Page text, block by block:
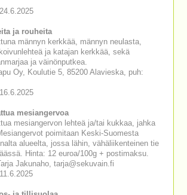
ja rouheita
männyn kerkkää, männyn neulasta,
ja katajan kerkkää, sekä
ja väinönputkea.
Oy, Koulutie 5, 85200 Alavieska, puh:
mesiangervoa
mesiangervon lehteä ja/tai kukkaa, jahka
poimitaan Keski-Suomesta
alueelta, jossa lähin, vähäliikenteinen tie
Hinta: 12 euroa/100g + postimaksu.
Jakunaho, tarja@sekuvain.fi